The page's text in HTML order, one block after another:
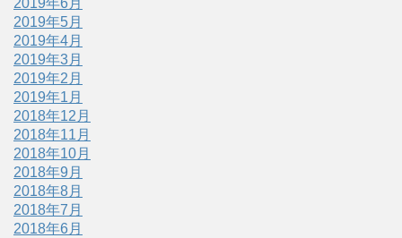
2019年6月
2019年5月
2019年4月
2019年3月
2019年2月
2019年1月
2018年12月
2018年11月
2018年10月
2018年9月
2018年8月
2018年7月
2018年6月